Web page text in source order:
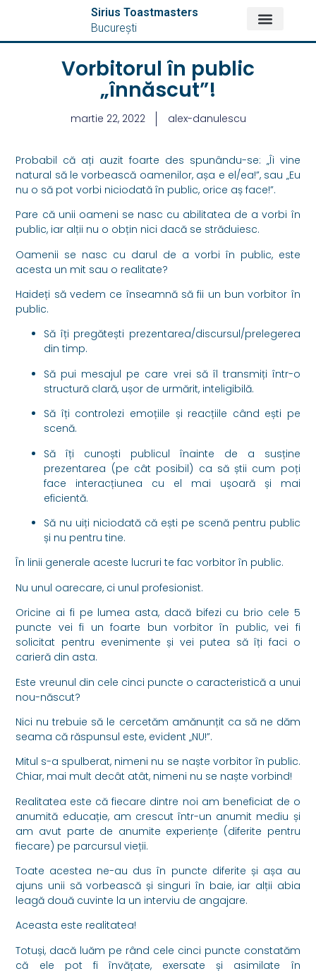
Sirius Toastmasters
București
Vorbitorul în public
„înnăscut”!
martie 22, 2022 alex-danulescu
Probabil că ați auzit foarte des spunându-se: „Îi vine
natural să le vorbească oamenilor, așa e el/ea!”, sau „Eu
nu o să pot vorbi niciodată în public, orice aș face!”.
Pare că unii oameni se nasc cu abilitatea de a vorbi în
public, iar alții nu o obțin nici dacă se străduiesc.
Oamenii se nasc cu darul de a vorbi în public, este
acesta un mit sau o realitate?
Haideți să vedem ce înseamnă să fii un bun vorbitor în
public.
Să îți pregătești prezentarea/discursul/prelegerea
din timp.
Să pui mesajul pe care vrei să îl transmiți într-o
structură clară, ușor de urmărit, inteligibilă.
Să îți controlezi emoțiile și reacțiile când ești pe
scenă.
Să îți cunoști publicul înainte de a susține
prezentarea (pe cât posibil) ca să știi cum poți
face interacțiunea cu el mai ușoară și mai
eficientă.
Să nu uiți niciodată că ești pe scenă pentru public
și nu pentru tine.
În linii generale aceste lucruri te fac vorbitor în public.
Nu unul oarecare, ci unul profesionist.
Oricine ai fi pe lumea asta, dacă bifezi cu brio cele 5
puncte vei fi un foarte bun vorbitor în public, vei fi
solicitat pentru evenimente și vei putea să îți faci o
carieră din asta.
Este vreunul din cele cinci puncte o caracteristică a unui
nou-născut?
Nici nu trebuie să le cercetăm amănunțit ca să ne dăm
seama că răspunsul este, evident „NU!”.
Mitul s-a spulberat, nimeni nu se naște vorbitor în public.
Chiar, mai mult decât atât, nimeni nu se naște vorbind!
Realitatea este că fiecare dintre noi am beneficiat de o
anumită educație, am crescut într-un anumit mediu și
am avut parte de anumite experiențe (diferite pentru
fiecare) pe parcursul vieții.
Toate acestea ne-au dus în puncte diferite și așa au
ajuns unii să vorbească și singuri în baie, iar alții abia
leagă două cuvinte la un interviu de angajare.
Aceasta este realitatea!
Totuși, dacă luăm pe rând cele cinci puncte constatăm
că ele pot fi învățate, exersate și asimilate în